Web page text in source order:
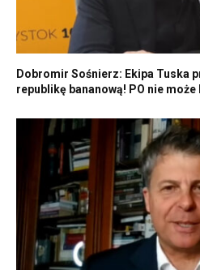
Dobromir Sośnierz: Ekipa Tuska
republikę bananową! PO nie może